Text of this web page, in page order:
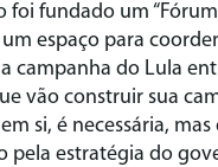
foi fundado um
um espaço para
campanha do Lula
vão construir sua
si, é necessária,
pela estratégia do